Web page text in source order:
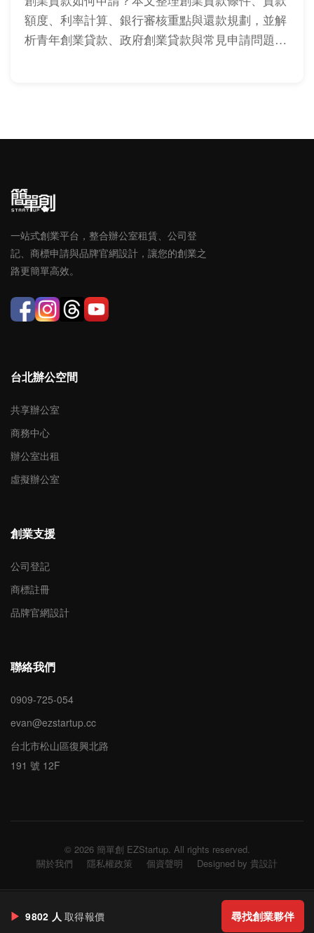
額度、利率計算、銀行審核重點與還款規劃，並解
析青年創業貸款、政府創業貸款與常見申請問題，
一站式創業平台，整合辦公室租賃、公司登
記、商標申請與品牌官網設計，讓您的創業之
路更簡單高效。
台北辦公空間
共享辦公室
商務中心
辦公室出租
虛擬辦公室
創業支援
公司登記
商標註冊
品牌官網設計
聯絡我們
0909-725-054
evan@ezstartup.cc
台北市松山區復興北路
191 號 12F
© 2026 簡單創 EZStartup. All rights reserved.
關於我們
隱私權政策 個資聲明 Designed by 貴設計
▶ 9802 人 取得報價 尋找創業夥伴